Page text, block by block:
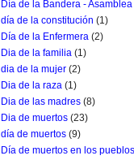
Día de la Bandera -
día de la constitución (1)
Día de la Enfermera (2)
Dia de la familia (1)
dia de la mujer (2)
Dia de la raza (1)
Dia de las madres (8)
Dia de muertos (23)
día de muertos (9)
Día de muertos en los